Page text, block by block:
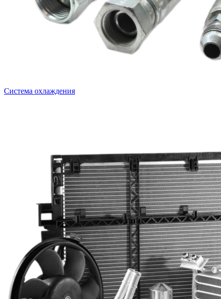
Система охлаждения